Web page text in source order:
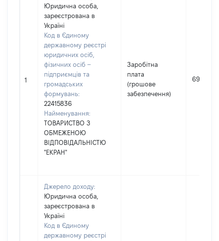
1
Юридична особа,
зареєстрована в
Україні
Код в Єдиному
державному реєстрі
юридичних осіб,
фізичних осіб –
підприємців та
громадських
формувань:
22415836
Найменування:
ТОВАРИСТВО З
ОБМЕЖЕНОЮ
ВІДПОВІДАЛЬНІСТЮ
"ЕКРАН"
Заробітна
плата
(грошове
забезпечення)
69468
Джерело доходу:
Юридична особа,
зареєстрована в
Україні
Код в Єдиному
державному реєстрі